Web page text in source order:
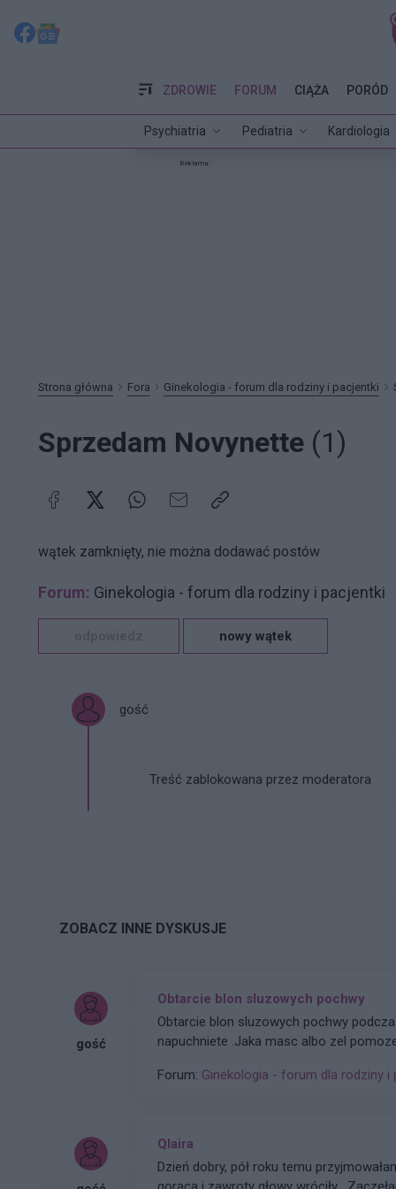
ZDROWIE
Psychiatria Pediatria Kardiologia
FORUM CIĄŻA PORÓD
Reklama:
Strona główna Fora Ginekologia - forum dla rodziny i pacjentki
Sprzedam Novynette (1)
wątek zamknięty, nie można dodawać postów
Forum: Ginekologia - forum dla rodziny i pacjentki
nowy wątek
gość
Treść zablokowana przez moderatora
ZOBACZ INNE DYSKUSJE
gość
Obtarcie blon sluzowych pochwy
Obtarcie blon sluzowych pochwy
napuchniete .Jaka masc albo zel
Forum: Ginekologia - forum dla rodziny i
Qlaira
Dzień dobry, pół roku temu przyjmowałam tabletki Qlaira ,jednak przerwałam niestety uderzenia